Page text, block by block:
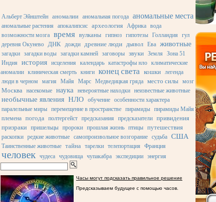
Альберт Эйнштейн аномалии аномальная погода аномальные места
аномальные растения апокалипсис археология Африка вода
возможности мозга время вулканы гипноз гипотезы Голландия
гул
деревня Окунево ДНК дожди древние люди дьявол Ева животные
загадки загадки воды загадки камней заговоры звуки Земля
Зона 51
Индия
история исцеления календарь катастрофы нло климатические
аномалии клиническая смерть книги конец света кошки легенда
люди в черном
магия Майя Марс Медведицкая гряда место силы мозг
Москва насекомые наука невероятные находки неизвестные животные
необычные явления НЛО обучение особенности характера
паралельные миры перемещение в пространстве пирамиды пирамиды Майя
племена погода полтергейст предсказания предсказатели привидения
призраки пришельцы пророки прошлая жизнь птицы путешествия
раскопки редкие животные самопроизвольное возгорание судьба США
Таинственные животные тайна тарелки телепортация Франция
человек чудеса чудовища чупакабра экспедиции энергия
Часы могут подсказать правильное решение
Предсказываем будущее с помощью часов.